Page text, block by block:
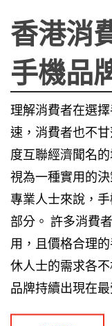
香港消
手機品
理解消費者在選
速，消費者也不
度互聯經濟聞名
視為一種實用的
專業人士來說，
部分。 許多消費
用，且價格合理
休人士的需求各
品牌持續出現在